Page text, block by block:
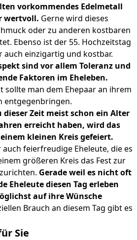
vorkommendes Edelmetall
wertvoll. Gerne wird dieses
oder zu anderen kostbaren
Ebenso ist der 55. Hochzeitstag
auch einzigartig und kostbar.
sind vor allem Toleranz und
Faktoren im Eheleben.
sollte man dem Ehepaar an ihrem
entgegenbringen.
dieser Zeit meist schon ein Alter
erreicht haben, wird das
kleinen Kreis gefeiert.
feierfreudige Eheleute, die es
größeren Kreis das Fest zur
Gerade weil es nicht oft
Eheleute diesen Tag erleben
auf ihre Wünsche
Brauch an diesem Tag gibt es
Sie